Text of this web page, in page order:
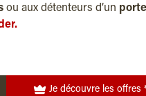
ou aux détenteurs d’un
Je découvre les